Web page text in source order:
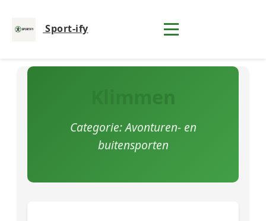
Sport-ify
Categorie: Avonturen- en
buitensporten